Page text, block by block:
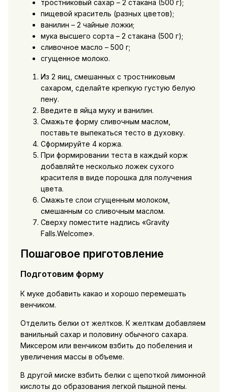
тростниковый сахар – 2 стакана (500 г);
пищевой краситель (разных цветов);
ванилин – 2 чайные ложки;
мука высшего сорта – 2 стакана (500 г);
сливочное масло – 500 г;
сгущенное молоко.
Из 2 яиц, смешанных с тростниковым
сахаром, сделайте крепкую густую белую
пену.
Введите в яйца муку и ванилин.
Смажьте форму сливочным маслом,
поставьте выпекаться тесто в духовку.
Сформируйте 4 коржа.
При формировании теста в каждый корж
добавляйте несколько ложек сухого
красителя в виде порошка для получения
цвета.
Смажьте слои сгущенным молоком,
смешанным со сливочным маслом.
Сверху поместите надпись «Gravity
Falls.Welcome».
Пошаговое приготовление
Подготовим форму
К муке добавить какао и хорошо перемешать
венчиком.
Отделить белки от желтков. К желткам добавляем
ванильный сахар и половину обычного сахара.
Миксером или венчиком взбить до побеления и
увеличения массы в объеме.
В другой миске взбить белки с щепоткой лимонной
кислоты до образования легкой пышной пены.